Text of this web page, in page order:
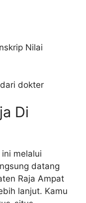
Nilai
dokter
Di
melalui
datang
Raja Ampat
lanjut. Kamu